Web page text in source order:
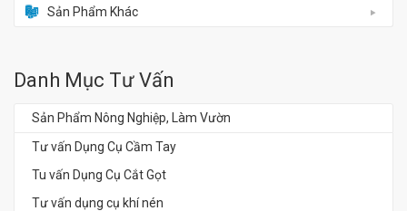
Sản Phẩm Khác
Danh Mục Tư Vấn
Sản Phẩm Nông Nghiệp, Làm Vườn
Tư vấn Dụng Cụ Cầm Tay
Tu vấn Dụng Cụ Cắt Gọt
Tư vấn dụng cụ khí nén